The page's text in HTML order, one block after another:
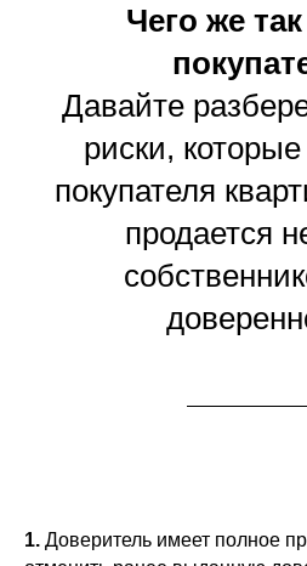
Чего же
Давайте
риски,
покупателя
продается
1. Доверитель имеет полное